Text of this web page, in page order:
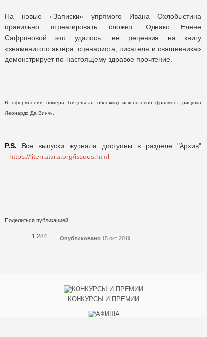
На новые «Записки» упрямого Ивана Охлобыстина
правильно отреагировать сложно. Однако Елене
Сафроновой это удалось: её рецензия на книгу
«знаменитого актёра, сценариста, писателя и священника»
демонстрирует по-настоящему здравое прочтение.
В оформлении номера (титульная обложка) использован фрагмент рисунка
Леонардо Да Винчи.
P.S. Все выпуски журнала доступны в разделе "Архив"
- https://literratura.org/issues.html
Поделиться публикацией:
1 284 Опубликовано 15 окт 2019
КОНКУРСЫ И ПРЕМИИ